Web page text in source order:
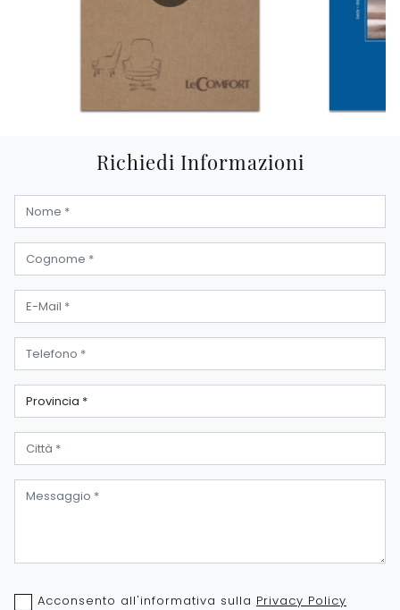
Richiedi Informazioni
Acconsento all'informativa sulla Privacy Policy